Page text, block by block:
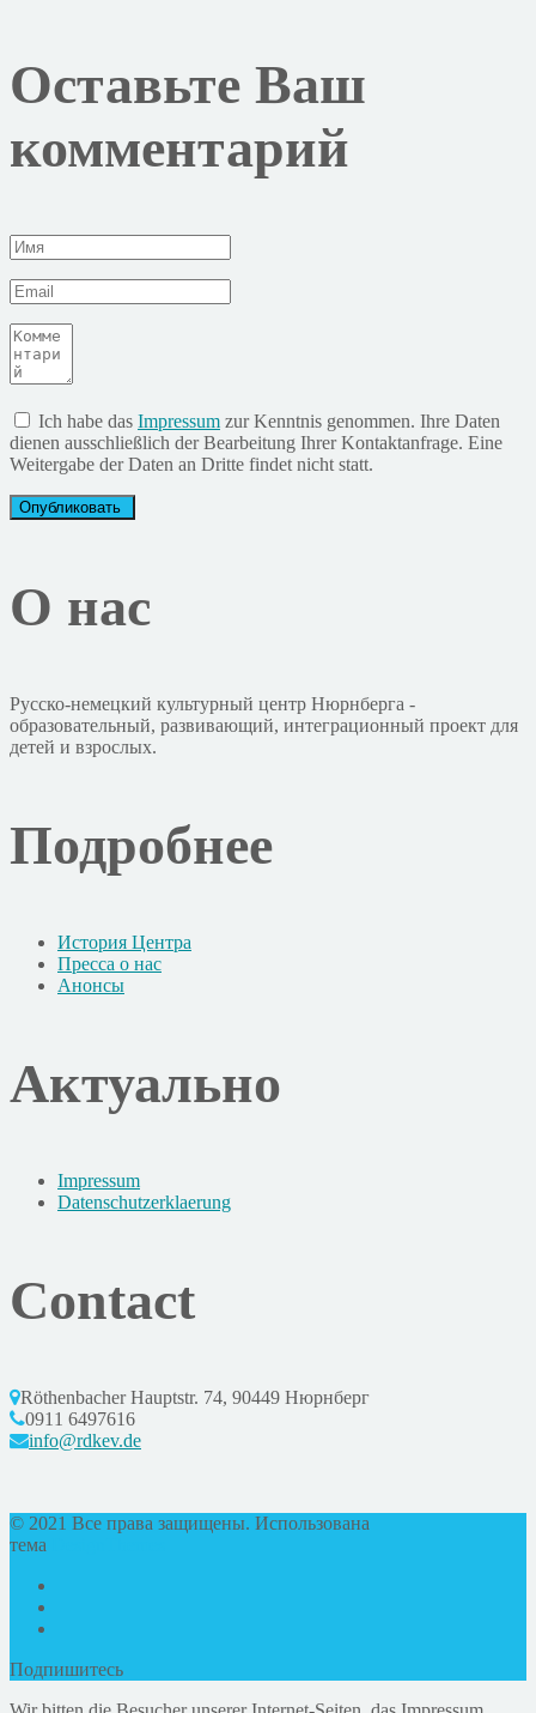
Оставьте Ваш
комментарий
Ich habe das Impressum zur Kenntnis genommen. Ihre Daten
dienen ausschließlich der Bearbeitung Ihrer Kontaktanfrage. Eine
Weitergabe der Daten an Dritte findet nicht statt.
О нас
Русско-немецкий культурный центр Нюрнберга -
образовательный, развивающий, интеграционный проект для
детей и взрослых.
Подробнее
История Центра
Пресса о нас
Анонсы
Актуально
Impressum
Datenschutzerklaerung
Contact
Röthenbacher Hauptstr. 74, 90449 Нюрнберг
0911 6497616
info@rdkev.de
© 2021 Все права защищены. Использована
тема
Подпишитесь